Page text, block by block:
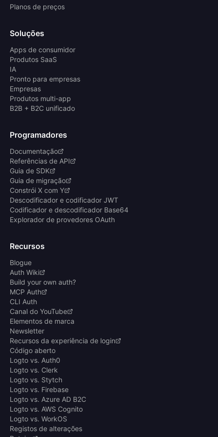
Planos de preços
Soluções
Apps de consumidor
Produtos SaaS
IA
Pronto para empresas
Empresas
Produtos multi-app
B2B + B2C unificado
Programadores
Documentação
Referências de API
Guia de SDK
Guia de migração
Constrói X com Y
Descodificador e codificador JWT
Codificador e descodificador Base64
Explorador de provedores OAuth
Recursos
Blogue
Auth Wiki
Build your own auth?
MCP Auth
CLI Auth
Canal do YouTube
Elementos de marca
Newsletter
Recursos da experiência de login
Código aberto
Logto vs. Auth0
Logto vs. Clerk
Logto vs. Stytch
Logto vs. Firebase
Logto vs. Azure AD B2C
Logto vs. AWS Cognito
Logto vs. WorkOS
Registos de alterações